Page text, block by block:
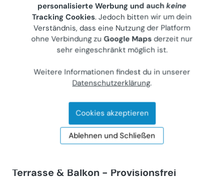
kleien Starterwohnung bei U4
Schönbrunn
Wohnung (Kauf)
Wien, Siebeneichengasse 13
Terrasse & Balkon - Provisionsfrei
personalisierte Werbung und auchkeine
Tracking Cookies. Jedoch bitten wir um dein
Verständnis, dass eine Nutzung der Platform
ohne Verbindung zuGoogle Maps derzeit nur
sehr eingeschränkt möglich ist.
Weitere Informationen findest du in unserer
Datenschutzerklärung.
Cookies akzeptieren
Ablehnen und Schließen